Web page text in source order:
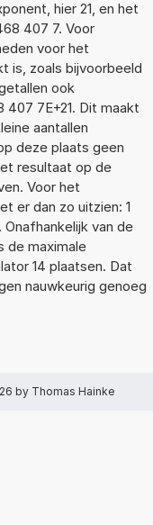
hier 21, en het
407 7. Voor
voor het
is, zoals bijvoorbeeld
ook
407 7E+21. Dit maakt
aantallen
deze plaats geen
resultaat op de
Voor het
er dan zo uitzien: 1
van de
de maximale
14 plaatsen. Dat
nauwkeurig genoeg
by Thomas Hainke